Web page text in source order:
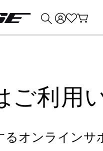
ご利用
オンラインサ